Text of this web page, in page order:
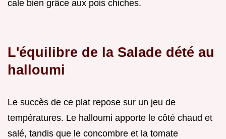
cale bien grâce aux pois chiches.
L'équilibre de la Salade dété au
halloumi
Le succès de ce plat repose sur un jeu de
températures. Le halloumi apporte le côté chaud et
salé, tandis que le concombre et la tomate